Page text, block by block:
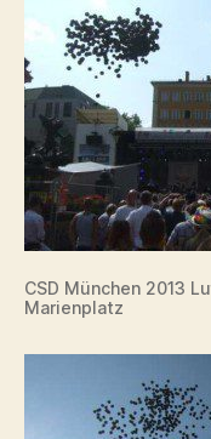
CSD München 2013
Marienplatz